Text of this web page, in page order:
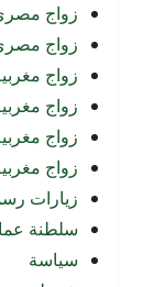
زواج
زواج
زواج
زواج
زواج
زواج
زيارات
سلطنة
سياسة